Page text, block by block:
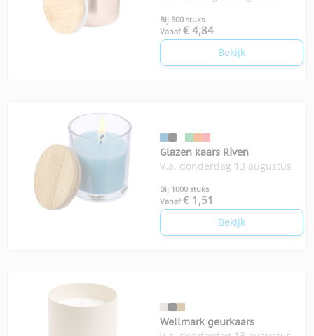
Bij 500 stuks
Vanaf € 4,84
Bekijk
Glazen kaars Riven
V.a. donderdag 13 augustus
Bij 1000 stuks
Vanaf € 1,51
Bekijk
Wellmark geurkaars